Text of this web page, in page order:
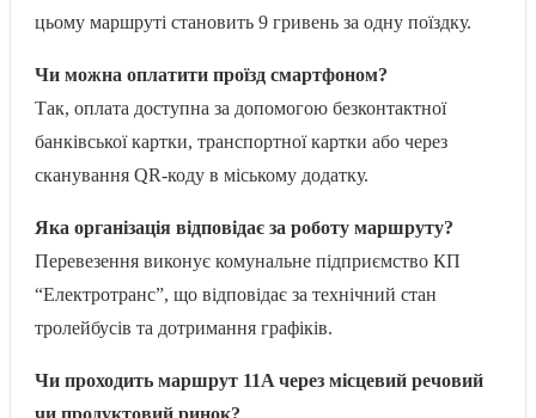
цьому маршруті становить 9 гривень за одну поїздку.
Чи можна оплатити проїзд смартфоном?
Так, оплата доступна за допомогою безконтактної
банківської картки, транспортної картки або через
сканування QR-коду в міському додатку.
Яка організація відповідає за роботу маршруту?
Перевезення виконує комунальне підприємство КП
“Електротранс”, що відповідає за технічний стан
тролейбусів та дотримання графіків.
Чи проходить маршрут 11A через місцевий речовий
чи продуктовий ринок?